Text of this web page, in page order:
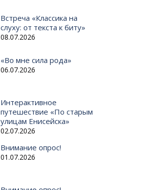
Встреча «Классика на
слуху: от текста к биту»
08.07.2026
«Во мне сила рода»
06.07.2026
Интерактивное
путешествие «По старым
улицам Енисейска»
02.07.2026
Внимание опрос!
01.07.2026